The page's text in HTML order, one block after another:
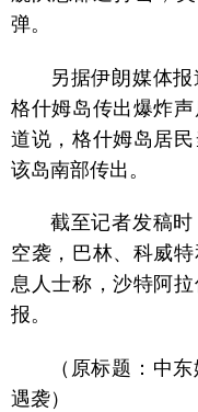
弹。
另据伊朗媒体
格什姆岛传出爆炸
道说，格什姆岛居
该岛南部传出。
截至记者发稿
空袭，巴林、科威
息人士称，沙特阿
报。
（原标题：中
遇袭）